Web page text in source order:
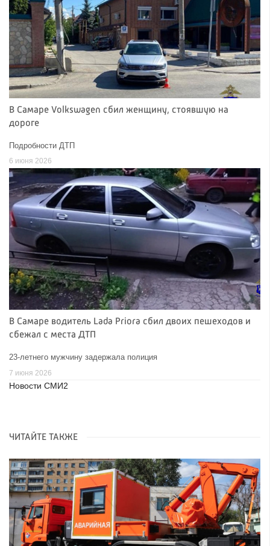
В Самаре Volkswagen сбил женщину, стоявшую на
дороге
Подробности ДТП
6 июня 2026
В Самаре водитель Lada Priora сбил двоих пешеходов и
сбежал с места ДТП
23-летнего мужчину задержала полиция
7 июня 2026
Новости СМИ2
ЧИТАЙТЕ ТАКЖЕ